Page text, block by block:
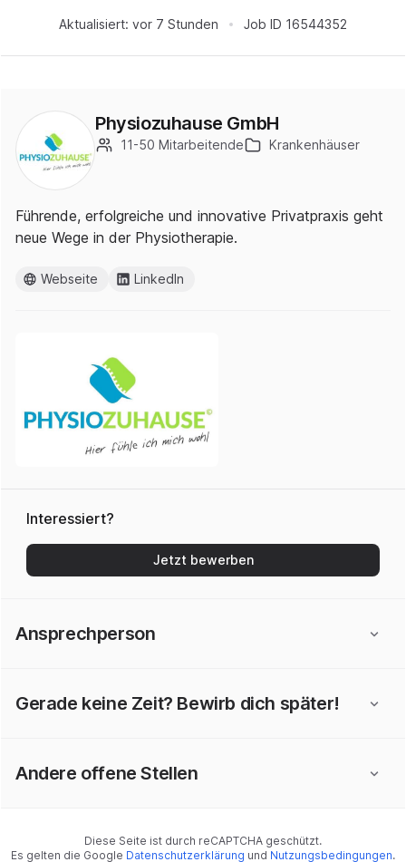
Aktualisiert: vor 7 Stunden Job ID 16544352
Physiozuhause GmbH
11-50 Mitarbeitende Krankenhäuser
Führende, erfolgreiche und innovative Privatpraxis geht
neue Wege in der Physiotherapie.
Webseite LinkedIn
Interessiert?
Jetzt bewerben
Ansprechperson
Gerade keine Zeit? Bewirb dich später!
Andere offene Stellen
Diese Seite ist durch reCAPTCHA geschützt.
Es gelten die Google Datenschutzerklärung und Nutzungsbedingungen.